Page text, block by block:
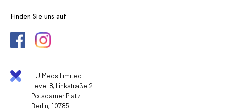
Finden Sie uns auf
EU Meds Limited
Level 8, Linkstraße 2
Potsdamer Platz
Berlin, 10785